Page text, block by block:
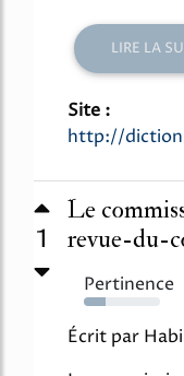
LIRE LA
Site :
http://
1
Le
revue-du-
Pertinence
28%
Écrit par